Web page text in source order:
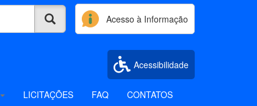
Acesso à Informação
Acessibilidade
LICITAÇÕES FAQ CONTATOS